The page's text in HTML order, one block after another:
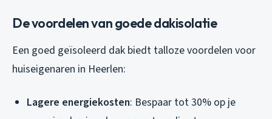
De voordelen van goede dakisolatie
Een goed geïsoleerd dak biedt talloze voordelen voor
huiseigenaren in Heerlen:
Lagere energiekosten: Bespaar tot 30% op je